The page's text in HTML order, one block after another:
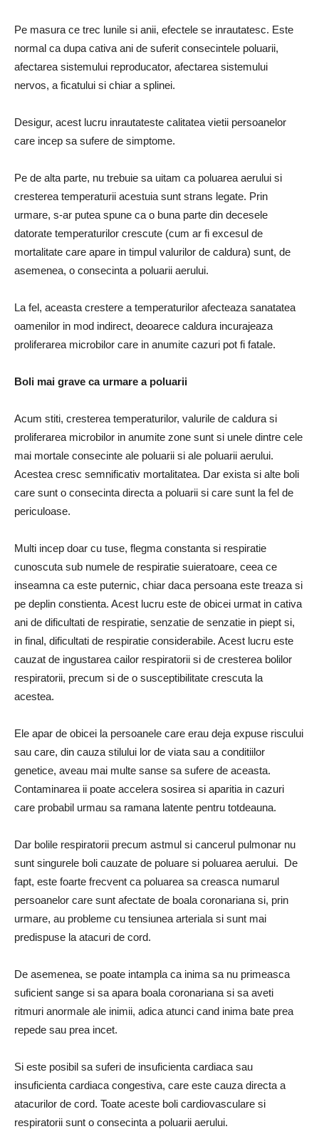
Pe masura ce trec lunile si anii, efectele se inrautatesc. Este
normal ca dupa cativa ani de suferit consecintele poluarii,
afectarea sistemului reproducator, afectarea sistemului
nervos, a ficatului si chiar a splinei.
Desigur, acest lucru inrautateste calitatea vietii persoanelor
care incep sa sufere de simptome.
Pe de alta parte, nu trebuie sa uitam ca poluarea aerului si
cresterea temperaturii acestuia sunt strans legate. Prin
urmare, s-ar putea spune ca o buna parte din decesele
datorate temperaturilor crescute (cum ar fi excesul de
mortalitate care apare in timpul valurilor de caldura) sunt, de
asemenea, o consecinta a poluarii aerului.
La fel, aceasta crestere a temperaturilor afecteaza sanatatea
oamenilor in mod indirect, deoarece caldura incurajeaza
proliferarea microbilor care in anumite cazuri pot fi fatale.
Boli mai grave ca urmare a poluarii
Acum stiti, cresterea temperaturilor, valurile de caldura si
proliferarea microbilor in anumite zone sunt si unele dintre cele
mai mortale consecinte ale poluarii si ale poluarii aerului.
Acestea cresc semnificativ mortalitatea. Dar exista si alte boli
care sunt o consecinta directa a poluarii si care sunt la fel de
periculoase.
Multi incep doar cu tuse, flegma constanta si respiratie
cunoscuta sub numele de respiratie suieratoare, ceea ce
inseamna ca este puternic, chiar daca persoana este treaza si
pe deplin constienta. Acest lucru este de obicei urmat in cativa
ani de dificultati de respiratie, senzatie de senzatie in piept si,
in final, dificultati de respiratie considerabile. Acest lucru este
cauzat de ingustarea cailor respiratorii si de cresterea bolilor
respiratorii, precum si de o susceptibilitate crescuta la
acestea.
Ele apar de obicei la persoanele care erau deja expuse riscului
sau care, din cauza stilului lor de viata sau a conditiilor
genetice, aveau mai multe sanse sa sufere de aceasta.
Contaminarea ii poate accelera sosirea si aparitia in cazuri
care probabil urmau sa ramana latente pentru totdeauna.
Dar bolile respiratorii precum astmul si cancerul pulmonar nu
sunt singurele boli cauzate de poluare si poluarea aerului. De
fapt, este foarte frecvent ca poluarea sa creasca numarul
persoanelor care sunt afectate de boala coronariana si, prin
urmare, au probleme cu tensiunea arteriala si sunt mai
predispuse la atacuri de cord.
De asemenea, se poate intampla ca inima sa nu primeasca
suficient sange si sa apara boala coronariana si sa aveti
ritmuri anormale ale inimii, adica atunci cand inima bate prea
repede sau prea incet.
Si este posibil sa suferi de insuficienta cardiaca sau
insuficienta cardiaca congestiva, care este cauza directa a
atacurilor de cord. Toate aceste boli cardiovasculare si
respiratorii sunt o consecinta a poluarii aerului.